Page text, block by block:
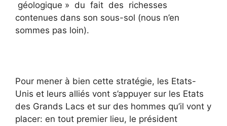
géologique » du fait des richesses
contenues dans son sous-sol (nous n’en
sommes pas loin).
Pour mener à bien cette stratégie, les Etats-
Unis et leurs alliés vont s’appuyer sur les Etats
des Grands Lacs et sur des hommes qu’il vont y
placer: en tout premier lieu, le président